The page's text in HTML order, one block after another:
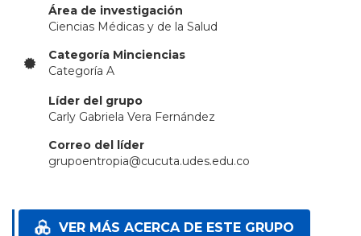
Área de investigación
Ciencias Médicas y de la Salud
Categoría Minciencias
Categoría A
Líder del grupo
Carly Gabriela Vera Fernández
Correo del líder
grupoentropia@cucuta.udes.edu.co
VER MÁS ACERCA DE ESTE GRUPO